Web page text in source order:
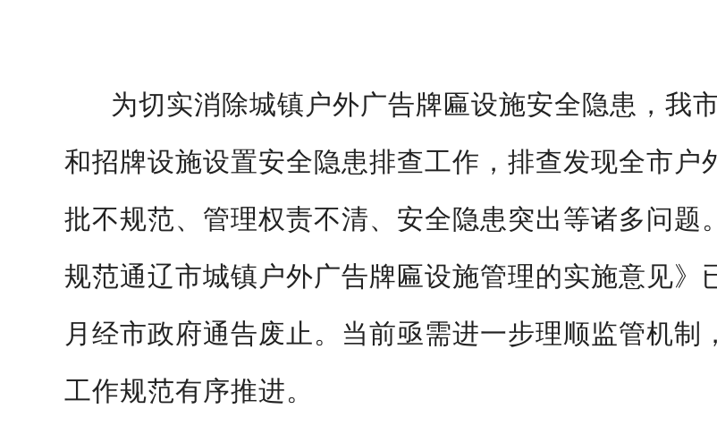
为切实消除城镇户外广告牌匾设施安全隐患，我
和招牌设施设置安全隐患排查工作，排查发现全市户
批不规范、管理权责不清、安全隐患突出等诸多问题
规范通辽市城镇户外广告牌匾设施管理的实施意见》
月经市政府通告废止。当前亟需进一步理顺监管机
工作规范有序推进。